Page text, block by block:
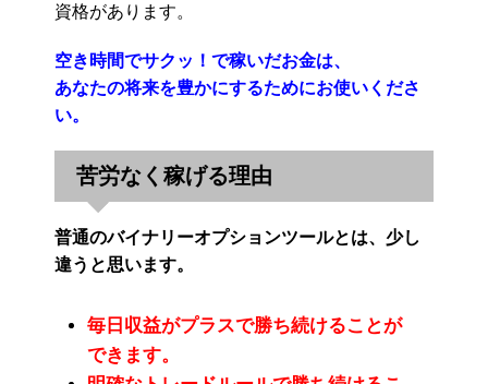
資格があります。
空き時間でサクッ！で稼いだお金は、
あなたの将来を豊かにするためにお使いくださ
い。
苦労なく稼げる理由
普通のバイナリーオプションツールとは、少し
違うと思います。
毎日収益がプラスで勝ち続けることが
できます。